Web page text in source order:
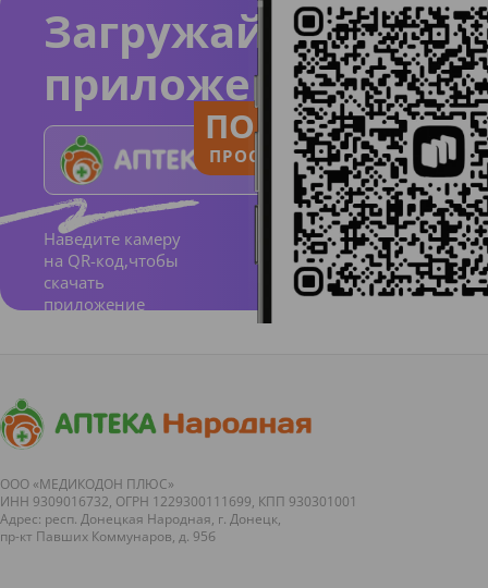
Загружайте
приложение
Наведите камеру
на QR-код,чтобы
скачать
приложение
ПОЛЬЗУЙСЯ
ПРОСТО И ПОНЯТНО
ООО «МЕДИКОДОН ПЛЮС»
ИНН 9309016732, ОГРН 1229300111699, КПП 930301001
Адрес: респ. Донецкая Народная, г. Донецк,
пр-кт Павших Коммунаров, д. 95б